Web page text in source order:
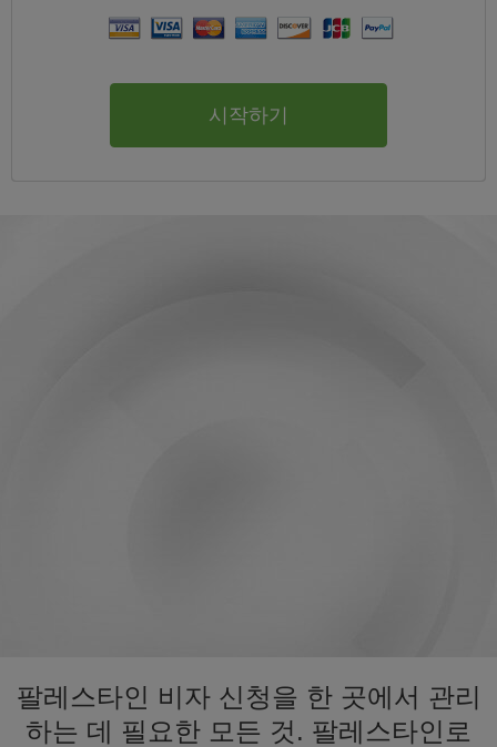
시작하기
팔레스타인 비자 신청을 한 곳에서 관리
하는 데 필요한 모든 것. 팔레스타인로